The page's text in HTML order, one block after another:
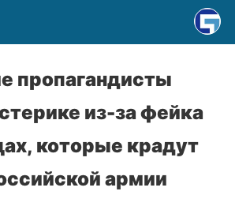
пропагандисты
из-за фейка
которые крадут
армии